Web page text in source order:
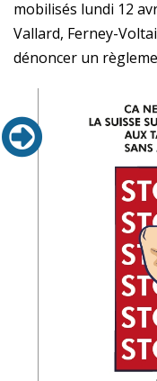
mobilisés lundi 12
Vallard, Ferney-
dénoncer un